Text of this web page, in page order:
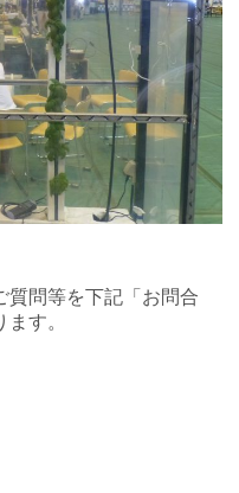
質問等を下記「お問合
す。